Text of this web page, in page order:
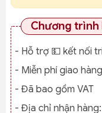
Chương trình
- Hỗ trợ 💵 kết nối
- Miễn phí giao
- Đã bao gồm VAT
- Địa chỉ nhận hàng: